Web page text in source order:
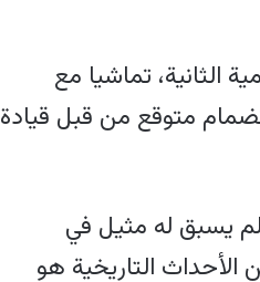
الثانية، تماشيا مع
متوقع من قبل قيادة
يسبق له مثيل في
الأحداث التاريخية هو